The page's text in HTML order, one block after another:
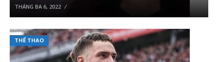
THÁNG BA 6, 2022
THỂ THAO